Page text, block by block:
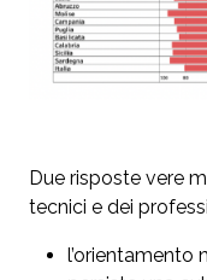
Due risposte vere
tecnici e dei
l’orientamento